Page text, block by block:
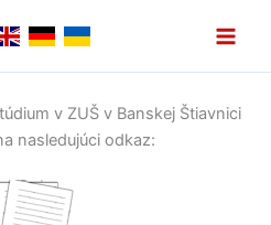
v ZUŠ v Banskej Štiavnici
nasledujúci odkaz: